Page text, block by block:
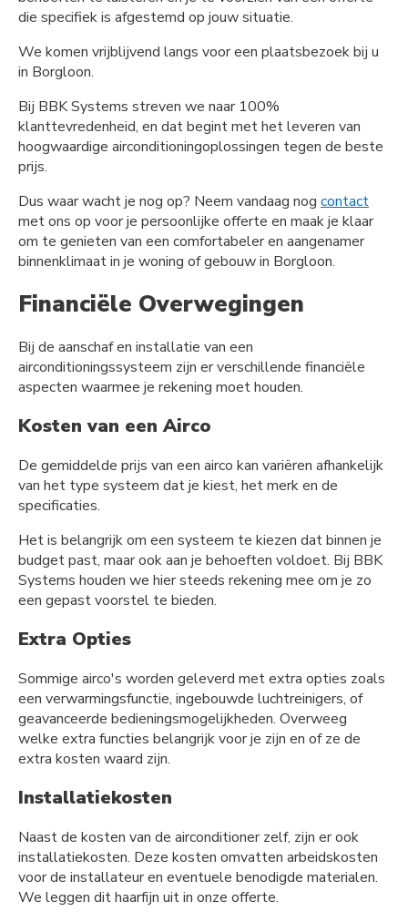
die specifiek is afgestemd op jouw situatie.
We komen vrijblijvend langs voor een plaatsbezoek bij u
in Borgloon.
Bij BBK Systems streven we naar 100%
klanttevredenheid, en dat begint met het leveren van
hoogwaardige airconditioningoplossingen tegen de beste
prijs.
Dus waar wacht je nog op? Neem vandaag nog contact
met ons op voor je persoonlijke offerte en maak je klaar
om te genieten van een comfortabeler en aangenamer
binnenklimaat in je woning of gebouw in Borgloon.
Financiële Overwegingen
Bij de aanschaf en installatie van een
airconditioningssysteem zijn er verschillende financiële
aspecten waarmee je rekening moet houden.
Kosten van een Airco
De gemiddelde prijs van een airco kan variëren afhankelijk
van het type systeem dat je kiest, het merk en de
specificaties.
Het is belangrijk om een systeem te kiezen dat binnen je
budget past, maar ook aan je behoeften voldoet. Bij BBK
Systems houden we hier steeds rekening mee om je zo
een gepast voorstel te bieden.
Extra Opties
Sommige airco's worden geleverd met extra opties zoals
een verwarmingsfunctie, ingebouwde luchtreinigers, of
geavanceerde bedieningsmogelijkheden. Overweeg
welke extra functies belangrijk voor je zijn en of ze de
extra kosten waard zijn.
Installatiekosten
Naast de kosten van de airconditioner zelf, zijn er ook
installatiekosten. Deze kosten omvatten arbeidskosten
voor de installateur en eventuele benodigde materialen.
We leggen dit haarfijn uit in onze offerte.